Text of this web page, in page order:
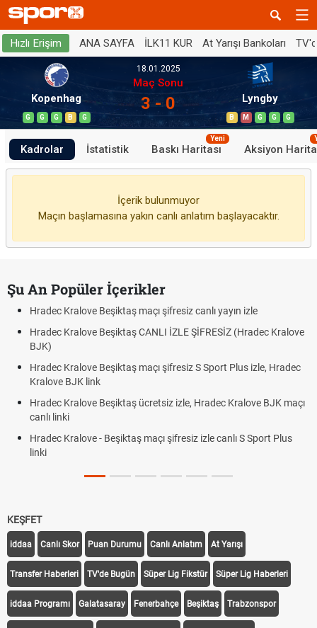
Hızlı Erişim ANA SAYFA İLK11 KUR At Yarışı Bankoları
Kopenhag
G G G B G
18.01.2025
Maç Sonu
3 - 0 Lyngby
B M G G G
Kadrolar İstatistik Baskı Haritası
Yeni
Aksiyon
İçerik bulunmuyor
Maçın başlamasına yakın canlı anlatım başlayacaktır.
Şu An Popüler İçerikler
Hradec Kralove Beşiktaş maçı şifresiz canlı yayın izle
Hradec Kralove Beşiktaş CANLI İZLE ŞİFRESİZ (Hradec Kralove
BJK)
Hradec Kralove Beşiktaş maçı şifresiz S Sport Plus izle, Hradec
Kralove BJK link
Hradec Kralove Beşiktaş ücretsiz izle, Hradec Kralove BJK maçı
canlı linki
Hradec Kralove - Beşiktaş maçı şifresiz izle canlı S Sport Plus
linki
KEŞFET
iddaa Canlı Skor Puan Durumu Canlı Anlatım At Yarışı
Transfer Haberleri TV'de Bugün Süper Lig Fikstür Süper Lig Haberleri
iddaa Programı Galatasaray Fenerbahçe Beşiktaş Trabzonspor